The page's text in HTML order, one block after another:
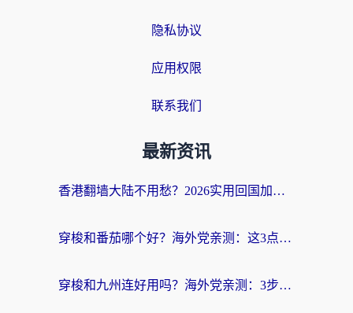
隐私协议
应用权限
联系我们
最新资讯
香港翻墙大陆不用愁？2026实用回国加速器指南：从选到用一步到位
穿梭和番茄哪个好？海外党亲测：这3点帮你选对回国加速器
穿梭和九州连好用吗？海外党亲测：3步选对回国加速器，无缝刷国内剧玩国服